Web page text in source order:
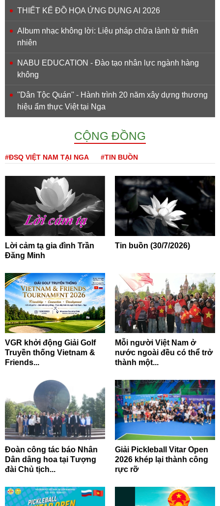
THIẾT KẾ ĐỒ HỌA ỨNG DỤNG AI 2026
Album nhạc không lời: Liệu pháp chữa lành từ thiên
nhiên
NABU EDUCATION - Đào tạo nhân lực ngành hàng
không
''Dân Tộc Quán'' - Hành trình 20 năm xây dựng thương
hiệu ẩm thực Việt tại Nga
CỘNG ĐỒNG
#ĐSQ VIỆT NAM TẠI NGA #TIN BUỒN
Lời cảm tạ gia đình Trần
Đăng Minh
Tin buồn (30/7/2026)
VGR khởi động Giải Golf
Truyền thống Vietnam &
Friends...
Mỗi người Việt Nam ở
nước ngoài đều có thể trở
thành một...
Đoàn công tác báo Nhân
Dân dâng hoa tại Tượng
đài Chủ tịch...
Giải Pickleball Vitar Open
2026 khép lại thành công
rực rỡ